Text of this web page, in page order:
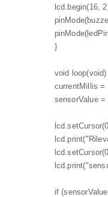
lcd.begin(16,
}
void
currentMillis =
sensorValue =
if